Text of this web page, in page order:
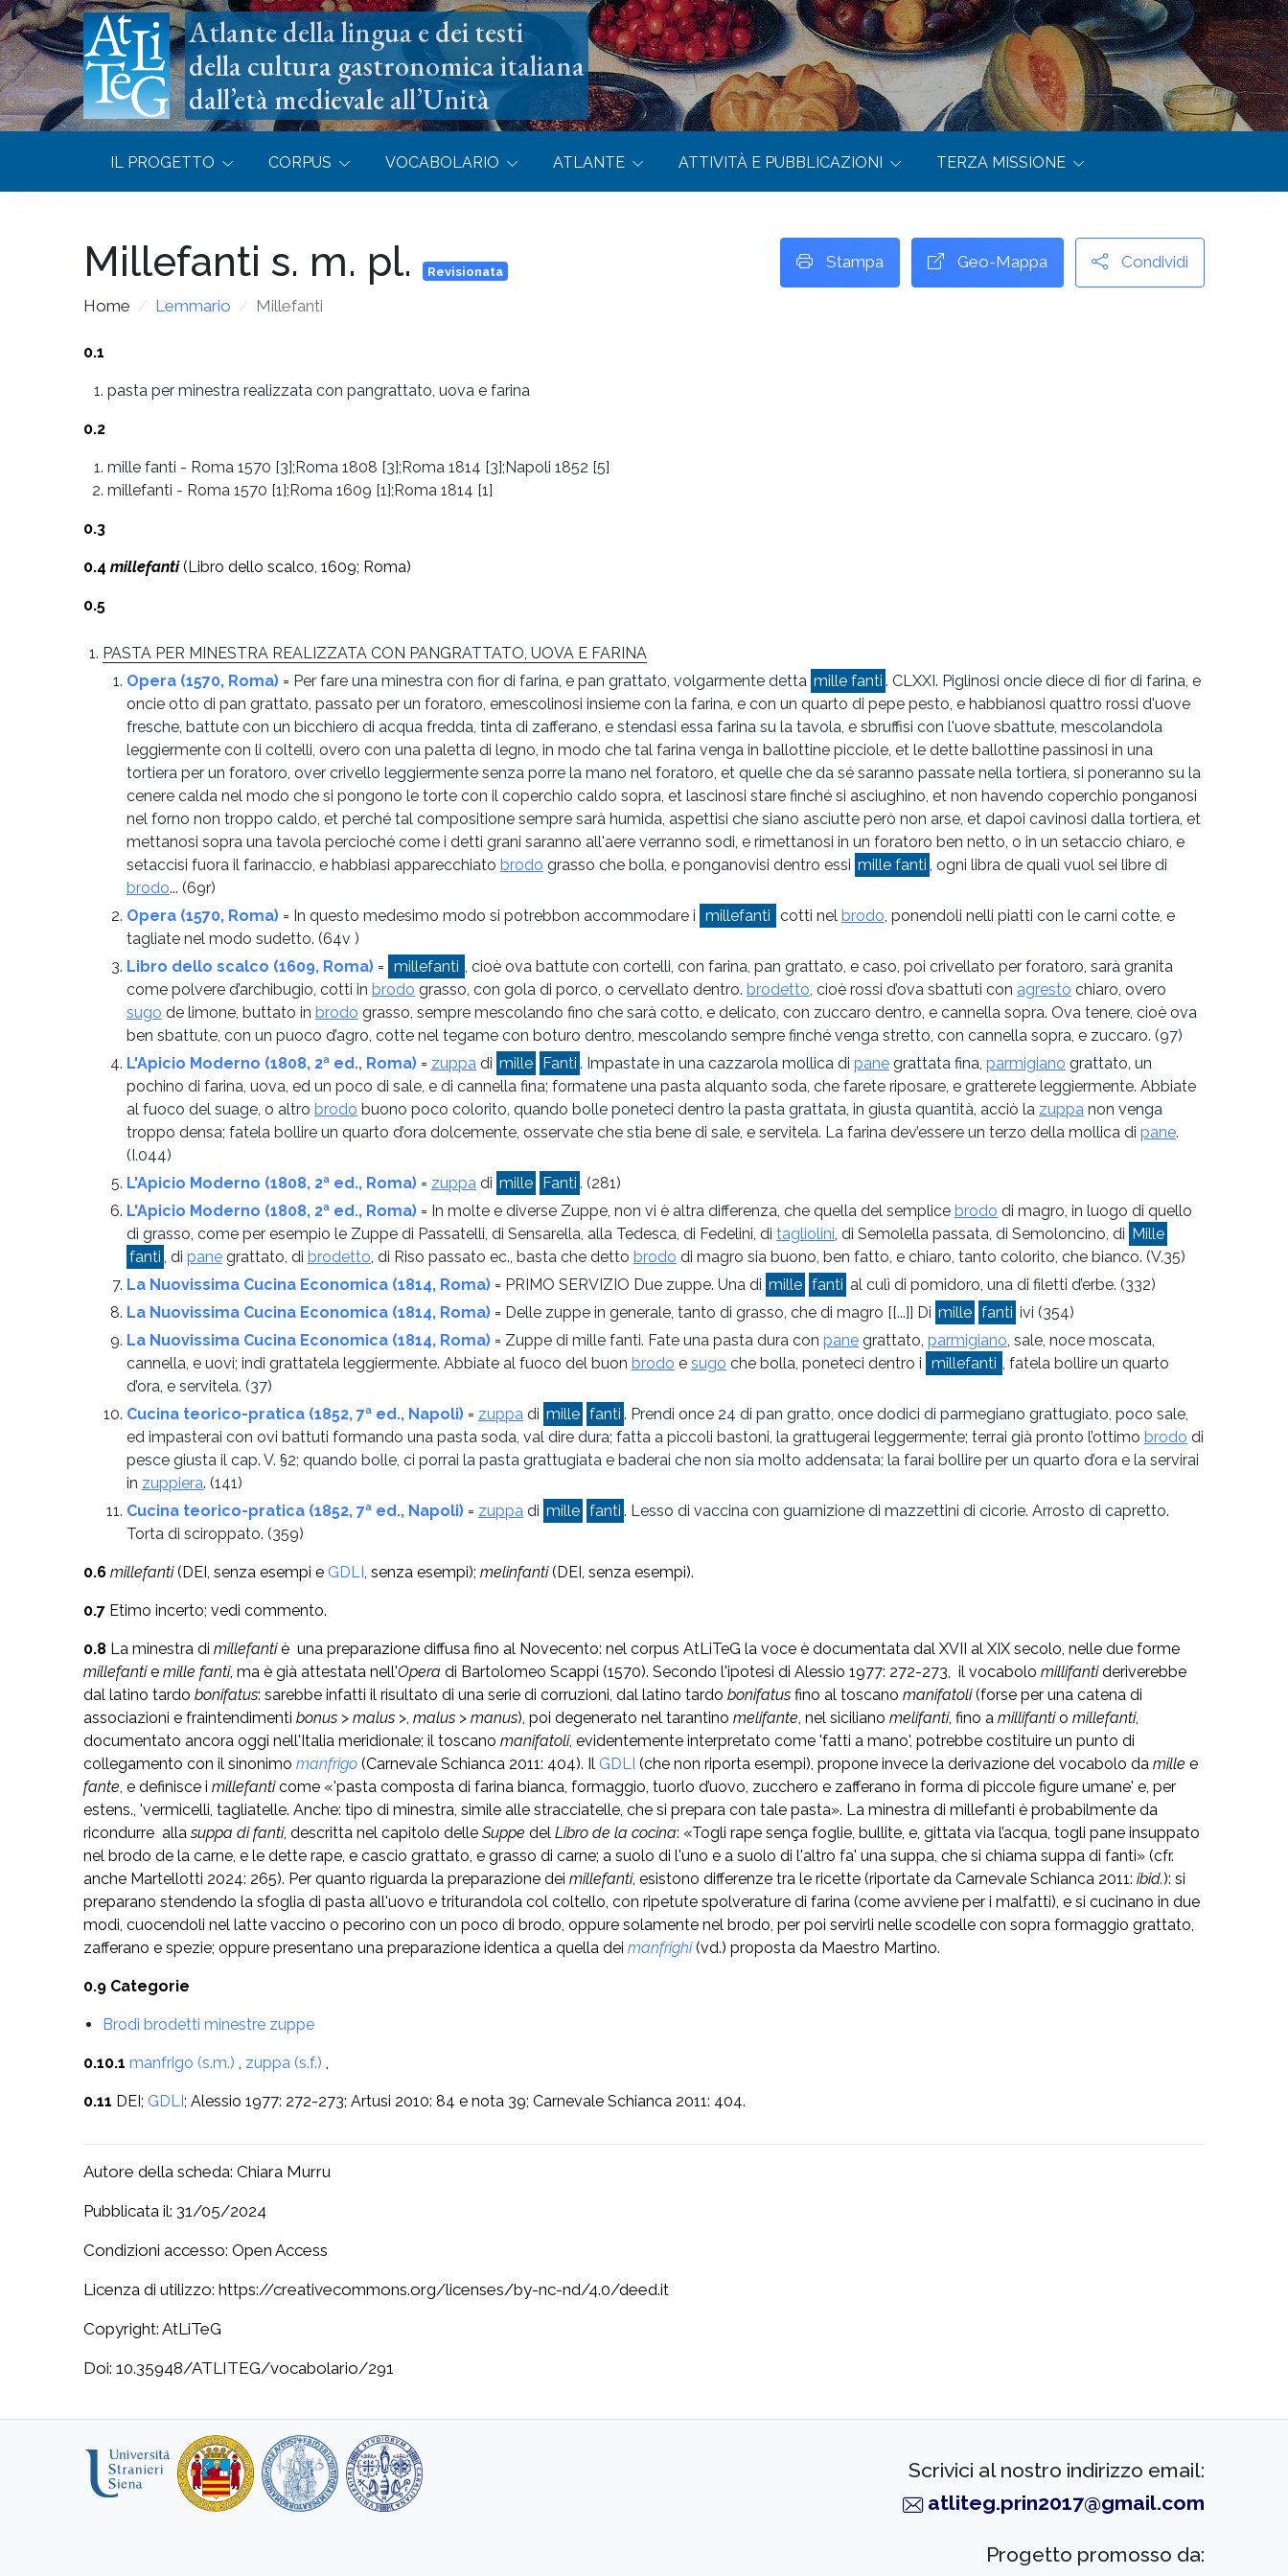
Atlante della lingua e dei testi
della cultura gastronomica italiana
dall’età medievale all’Unità
IL PROGETTO CORPUS VOCABOLARIO ATLANTE ATTIVITÀ E PUBBLICAZIONI TERZA MISSIONE
Millefanti s. m. pl. Revisionata
Home Lemmario Millefanti
Stampa Geo-Mappa Condividi
0.1
pasta per minestra realizzata con pangrattato, uova e farina
0.2
mille fanti - Roma 1570 [3];Roma 1808 [3];Roma 1814 [3];Napoli 1852 [5]
millefanti - Roma 1570 [1];Roma 1609 [1];Roma 1814 [1]
0.3
0.4 millefanti (Libro dello scalco, 1609; Roma)
0.5
PASTA PER MINESTRA REALIZZATA CON PANGRATTATO, UOVA E FARINA
Opera (1570, Roma) = Per fare una minestra con fior di farina, e pan grattato, volgarmente detta mille fanti . CLXXI. Piglinosi oncie diece di fior di farina, e
oncie otto di pan grattato, passato per un foratoro, emescolinosi insieme con la farina, e con un quarto di pepe pesto, e habbianosi quattro rossi d'uove
fresche, battute con un bicchiero di acqua fredda, tinta di zafferano, e stendasi essa farina su la tavola, e sbruffisi con l'uove sbattute, mescolandola
leggiermente con li coltelli, overo con una paletta di legno, in modo che tal farina venga in ballottine picciole, et le dette ballottine passinosi in una
tortiera per un foratoro, over crivello leggiermente senza porre la mano nel foratoro, et quelle che da sé saranno passate nella tortiera, si poneranno su la
cenere calda nel modo che si pongono le torte con il coperchio caldo sopra, et lascinosi stare finché si asciughino, et non havendo coperchio ponganosi
nel forno non troppo caldo, et perché tal compositione sempre sarà humida, aspettisi che siano asciutte però non arse, et dapoi cavinosi dalla tortiera, et
mettanosi sopra una tavola percioché come i detti grani saranno all'aere verranno sodi, e rimettanosi in un foratoro ben netto, o in un setaccio chiaro, e
setaccisi fuora il farinaccio, e habbiasi apparecchiato brodo grasso che bolla, e ponganovisi dentro essi mille fanti , ogni libra de quali vuol sei libre di
brodo... (69r)
Opera (1570, Roma) = In questo medesimo modo si potrebbon accommodare i millefanti cotti nel brodo , ponendoli nelli piatti con le carni cotte, e
tagliate nel modo sudetto. (64v )
Libro dello scalco (1609, Roma) = millefanti
, cioè ova battute con cortelli, con farina, pan grattato, e caso, poi crivellato per foratoro, sarà granita
come polvere d’archibugio, cotti in brodo grasso, con gola di porco, o cervellato dentro. brodetto , cioè rossi d’ova sbattuti con agresto chiaro, overo
sugo de limone, buttato in brodo grasso, sempre mescolando fino che sarà cotto, e delicato, con zuccaro dentro, e cannella sopra. Ova tenere, cioè ova
ben sbattute, con un puoco d’agro, cotte nel tegame con boturo dentro, mescolando sempre finché venga stretto, con cannella sopra, e zuccaro. (97)
L'Apicio Moderno (1808, 2ª ed., Roma) = zuppa di mille Fanti . Impastate in una cazzarola mollica di pane grattata fina, parmigiano grattato, un
pochino di farina, uova, ed un poco di sale, e di cannella fina; formatene una pasta alquanto soda, che farete riposare, e gratterete leggiermente. Abbiate
al fuoco del suage, o altro brodo buono poco colorito, quando bolle poneteci dentro la pasta grattata, in giusta quantità, acciò la zuppa non venga
troppo densa; fatela bollire un quarto d’ora dolcemente, osservate che stia bene di sale, e servitela. La farina dev’essere un terzo della mollica di pane.
(I.044)
L'Apicio Moderno (1808, 2ª ed., Roma) = zuppa di mille Fanti . (281)
L'Apicio Moderno (1808, 2ª ed., Roma) = In molte e diverse Zuppe, non vi è altra differenza, che quella del semplice brodo di magro, in luogo di quello
di grasso, come per esempio le Zuppe di Passatelli, di Sensarella, alla Tedesca, di Fedelini, di tagliolini , di Semolella passata, di Semoloncino, di Mille
fanti , di pane grattato, di brodetto , di Riso passato ec., basta che detto brodo di magro sia buono, ben fatto, e chiaro, tanto colorito, che bianco. (V.35)
La Nuovissima Cucina Economica (1814, Roma) = PRIMO SERVIZIO Due zuppe. Una di mille fanti al culì di pomidoro, una di filetti d’erbe. (332)
La Nuovissima Cucina Economica (1814, Roma) = Delle zuppe in generale, tanto di grasso, che di magro [[...]] Di mille fanti ivi (354)
La Nuovissima Cucina Economica (1814, Roma) = Zuppe di mille fanti. Fate una pasta dura con pane grattato, parmigiano , sale, noce moscata,
cannella, e uovi; indi grattatela leggiermente. Abbiate al fuoco del buon brodo e sugo che bolla, poneteci dentro i millefanti
, fatela bollire un quarto
d’ora, e servitela. (37)
Cucina teorico-pratica (1852, 7ª ed., Napoli) = zuppa di mille fanti . Prendi once 24 di pan gratto, once dodici di parmegiano grattugiato, poco sale,
ed impasterai con ovi battuti formando una pasta soda, val dire dura; fatta a piccoli bastoni, la grattugerai leggermente; terrai già pronto l’ottimo brodo di
pesce giusta il cap. V. §2; quando bolle, ci porrai la pasta grattugiata e baderai che non sia molto addensata; la farai bollire per un quarto d’ora e la servirai
in zuppiera. (141)
Cucina teorico-pratica (1852, 7ª ed., Napoli) = zuppa di mille fanti . Lesso di vaccina con guarnizione di mazzettini di cicorie. Arrosto di capretto.
Torta di sciroppato. (359)
0.6 millefanti(DEI, senza esempi e GDLI , senza esempi); melinfanti(DEI, senza esempi).
0.7 Etimo incerto; vedi commento.
0.8 La minestra di millefantiè una preparazione diffusa fino al Novecento: nel corpus AtLiTeG la voce è documentata dal XVII al XIX secolo, nelle due forme
millefantie mille fanti, ma è già attestata nell'Opera di Bartolomeo Scappi (1570). Secondo l'ipotesi di Alessio 1977: 272-273, il vocabolo millifantideriverebbe
dal latino tardo bonifatus: sarebbe infatti il risultato di una serie di corruzioni, dal latino tardo bonifatus fino al toscano manifatoli(forse per una catena di
associazioni e fraintendimenti bonus > malus >, malus > manus), poi degenerato nel tarantino melifante , nel siciliano melifanti, fino a millifantio millefanti,
documentato ancora oggi nell'Italia meridionale; il toscano manifatoli, evidentemente interpretato come 'fatti a mano', potrebbe costituire un punto di
collegamento con il sinonimo manfrigo (Carnevale Schianca 2011: 404). Il GDLI (che non riporta esempi), propone invece la derivazione del vocabolo da mille e
fante , e definisce i millefanticome «'pasta composta di farina bianca, formaggio, tuorlo d’uovo, zucchero e zafferano in forma di piccole figure umane' e, per
estens., 'vermicelli, tagliatelle. Anche: tipo di minestra, simile alle stracciatelle, che si prepara con tale pasta». La minestra di millefanti è probabilmente da
ricondurre allasuppa di fanti, descritta nel capitolo delle Suppe del Libro de la cocina: «Togli rape sença foglie, bullite, e, gittata via l’acqua, togli pane insuppato
nel brodo de la carne, e le dette rape, e cascio grattato, e grasso di carne; a suolo di l'uno e a suolo di l'altro fa' una suppa, che si chiama suppa di fanti» (cfr.
anche Martellotti 2024: 265). Per quanto riguarda la preparazione dei millefanti, esistono differenze tra le ricette (riportate da Carnevale Schianca 2011: ibid.): si
preparano stendendo la sfoglia di pasta all'uovo e triturandola col coltello, con ripetute spolverature di farina (come avviene per i malfatti), e si cucinano in due
modi, cuocendoli nel latte vaccino o pecorino con un poco di brodo, oppure solamente nel brodo, per poi servirli nelle scodelle con sopra formaggio grattato,
zafferano e spezie; oppure presentano una preparazione identica a quella dei manfrighi (vd.) proposta da Maestro Martino.
0.9 Categorie
Brodi brodetti minestre zuppe
0.10.1 manfrigo (s.m.) zuppa (s.f.)
0.11 DEI; GDLI; Alessio 1977: 272-273; Artusi 2010: 84 e nota 39; Carnevale Schianca 2011: 404.
Autore della scheda: Chiara Murru
Pubblicata il: 31/05/2024
Condizioni accesso: Open Access
Licenza di utilizzo: https://creativecommons.org/licenses/by-nc-nd/4.0/deed.it
Copyright: AtLiTeG
Doi: 10.35948/ATLITEG/vocabolario/291
Scrivici al nostro indirizzo email:
atliteg.prin2017@gmail.com
Progetto promosso da: